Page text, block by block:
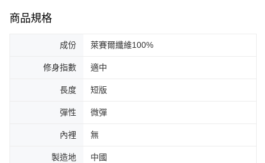
商品規格
成份 萊賽爾纖維100%
修身指數 適中
長度 短版
彈性 微彈
內裡 無
製造地 中國